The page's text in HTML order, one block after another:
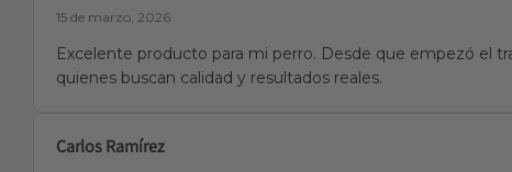
15 de marzo, 2026
Excelente producto para mi perro. Desde que empezó el
quienes buscan calidad y resultados reales.
Carlos Ramírez